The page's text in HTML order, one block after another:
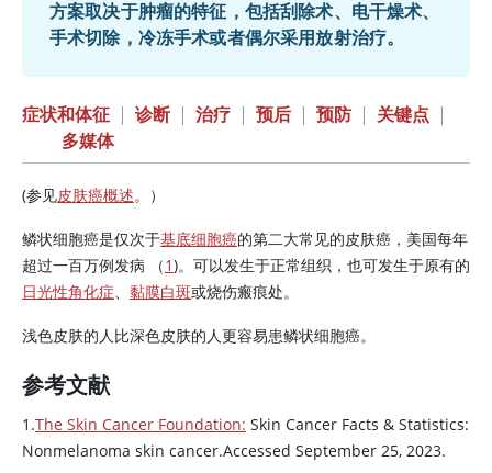
方案取决于肿瘤的特征，包括刮除术、电干燥术、
手术切除，冷冻手术或者偶尔采用放射治疗。
症状和体征 | 诊断 | 治疗 | 预后 | 预防 | 关键点 |
多媒体
(参见皮肤癌概述。）
鳞状细胞癌是仅次于基底细胞癌的第二大常见的皮肤癌，美国每年
超过一百万例发病 （1)。可以发生于正常组织，也可发生于原有的
日光性角化症、 黏膜白斑或烧伤瘢痕处。
浅色皮肤的人比深色皮肤的人更容易患鳞状细胞癌。
参考文献
1.The Skin Cancer Foundation: Skin Cancer Facts & Statistics:
Nonmelanoma skin cancer.Accessed September 25, 2023.